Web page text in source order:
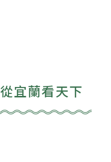
從宜蘭看天下